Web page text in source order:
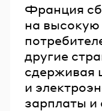
Франция
на
другие
сдерживая
и
зарплаты и